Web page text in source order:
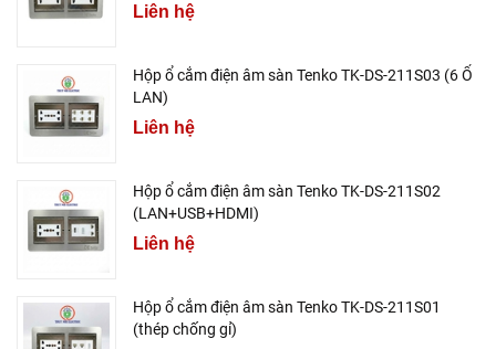
Liên hệ
Hộp ổ cắm điện âm sàn Tenko TK-DS-211S03 (6 Ổ
LAN)
Liên hệ
Hộp ổ cắm điện âm sàn Tenko TK-DS-211S02
(LAN+USB+HDMI)
Liên hệ
Hộp ổ cắm điện âm sàn Tenko TK-DS-211S01
(thép chống gỉ)